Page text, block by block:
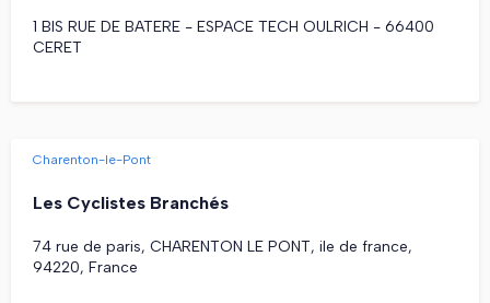
1 BIS RUE DE BATERE - ESPACE TECH OULRICH - 66400
CERET
Charenton-le-Pont
Les Cyclistes Branchés
74 rue de paris, CHARENTON LE PONT, ile de france,
94220, France